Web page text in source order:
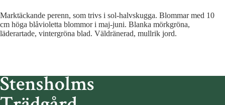
Marktäckande perenn, som trivs i sol-halvskugga. Blommar med 10
cm höga blåvioletta blommor i maj-juni. Blanka mörkgröna,
läderartade, vintergröna blad. Väldränerad, mullrik jord.